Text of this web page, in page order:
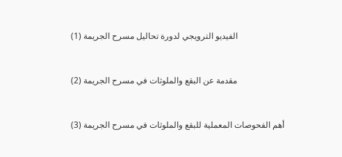
(1) الفيديو الترويجي لدورة تحاليل مسرح الجريمة
(2) مقدمة عن البقع والملوثات في مسرح الجريمة
(3) أهم الفحوصات المعملية للبقع والملوثات في مسرح الجريمة